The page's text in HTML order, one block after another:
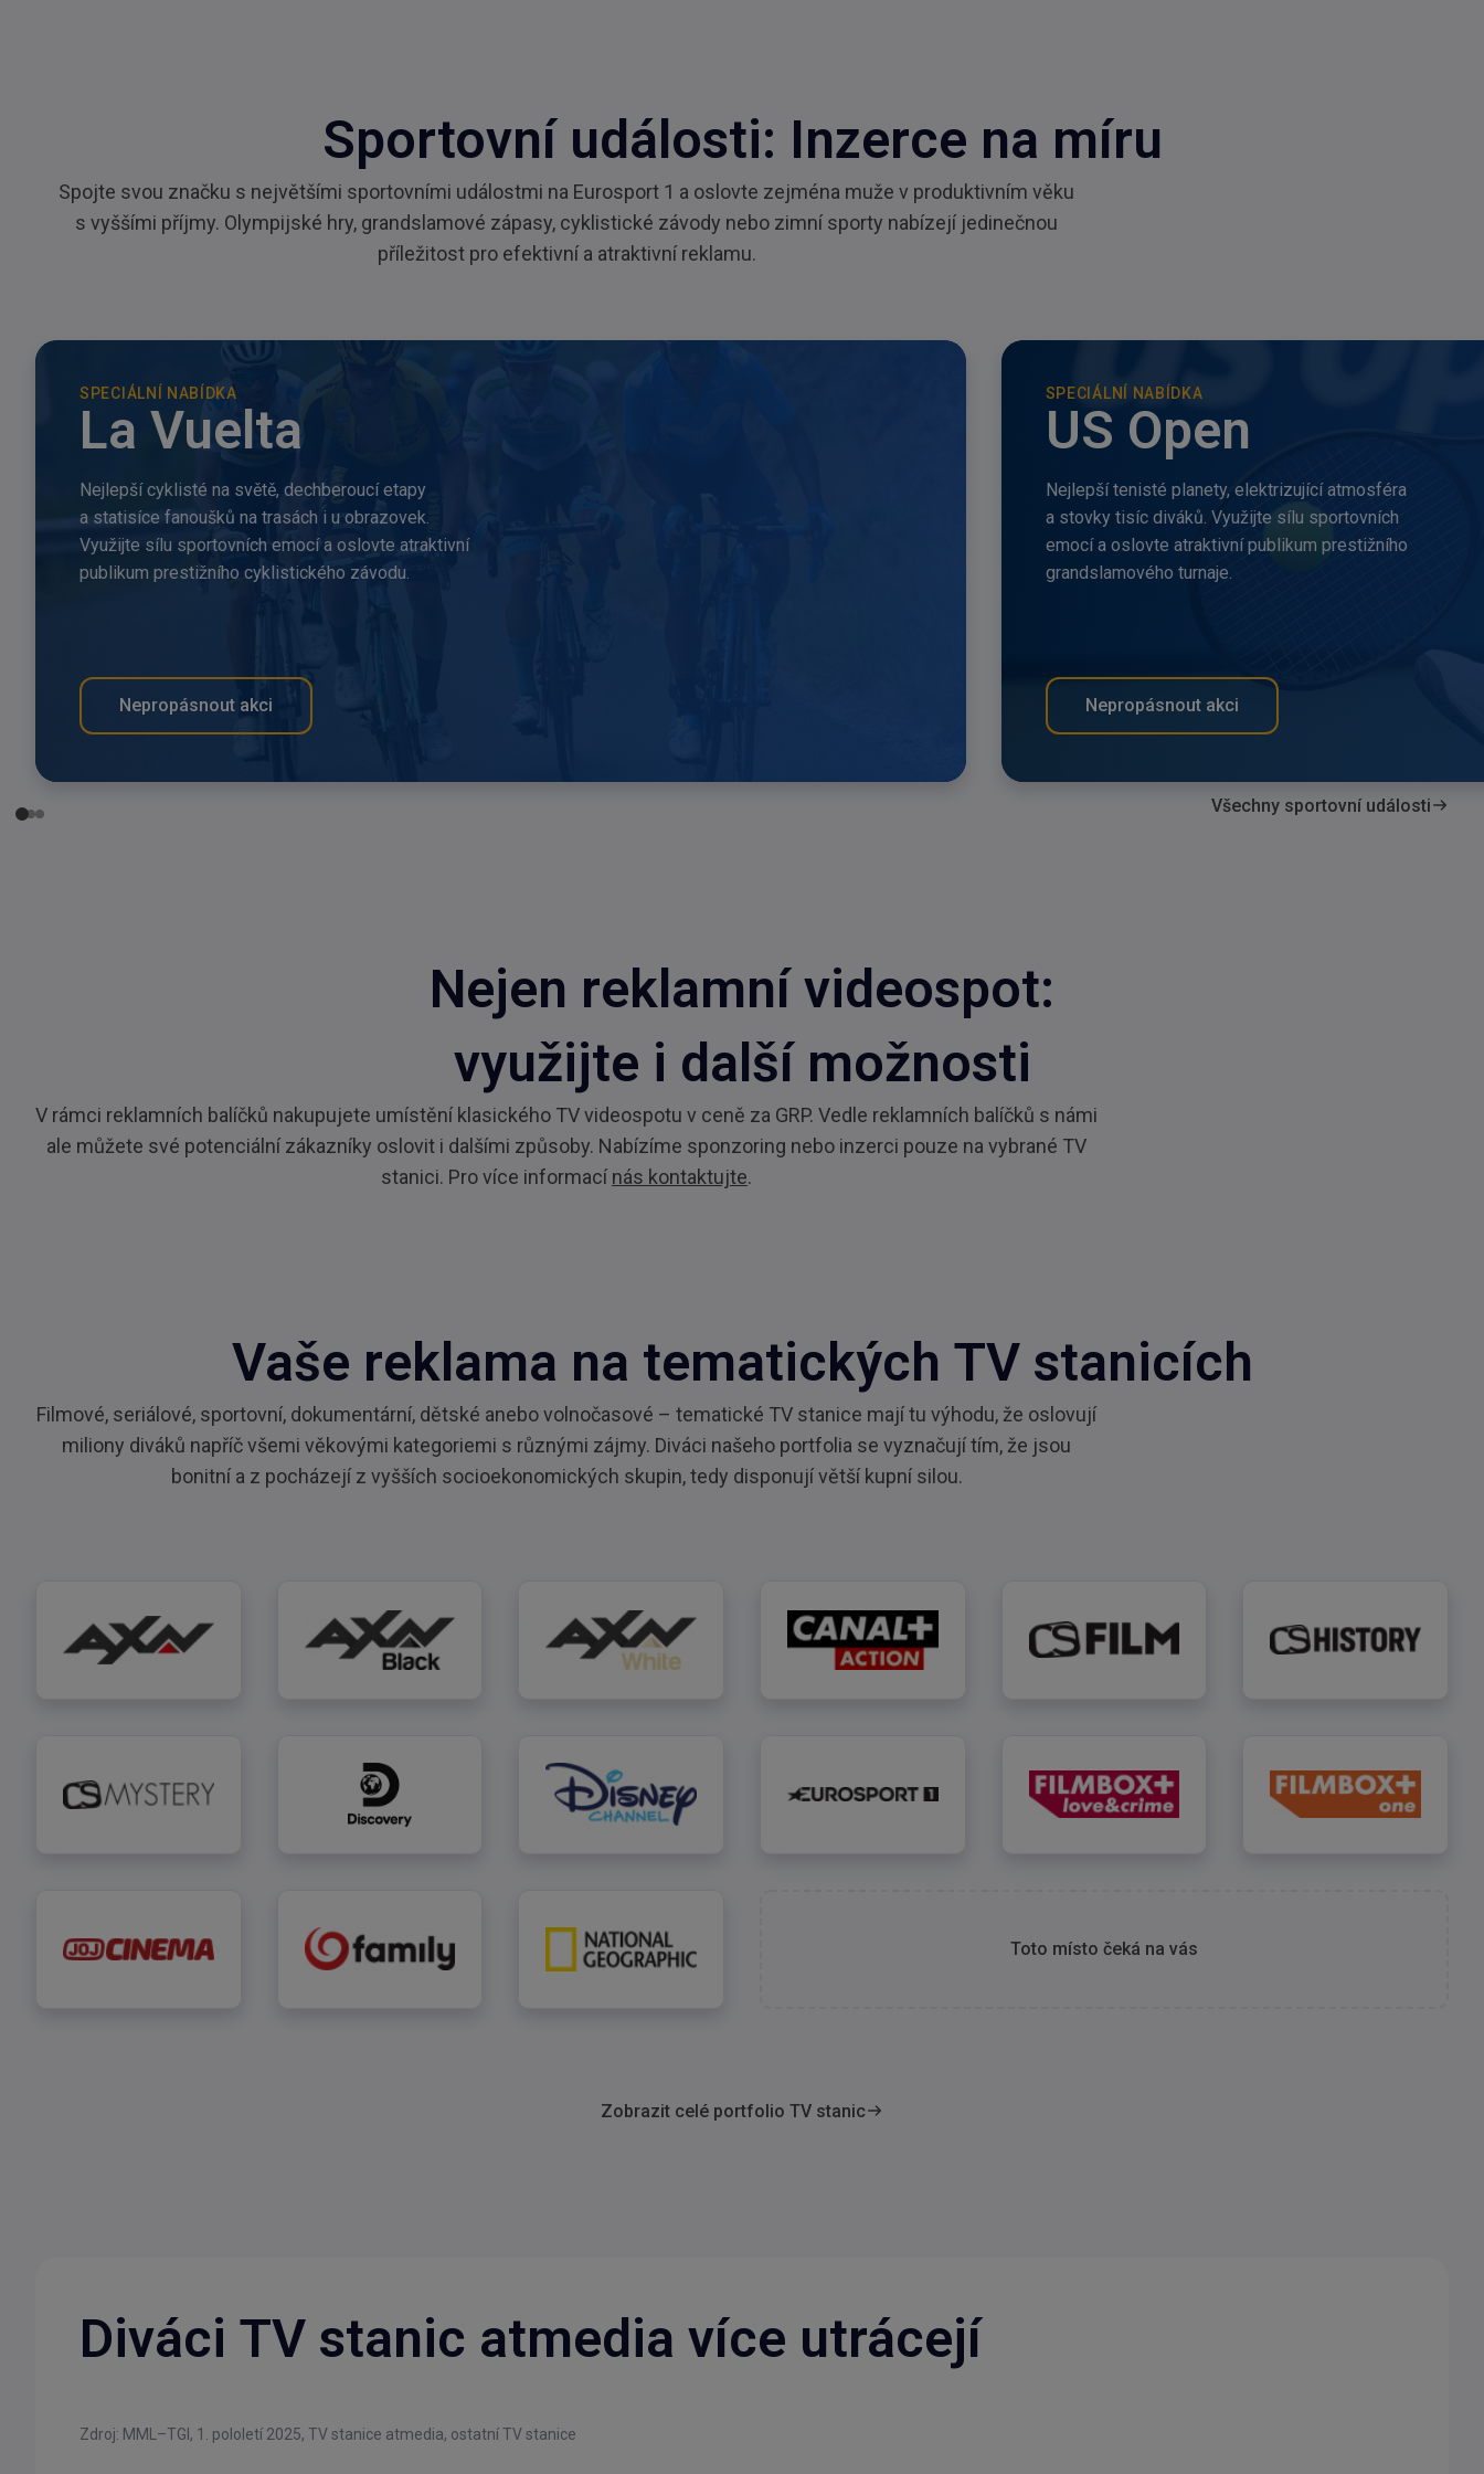
Sportovní události: Inzerce na míru
Spojte svou značku s největšími sportovními událostmi na Eurosport 1 a oslovte zejména muže v produktivním věku
s vyššími příjmy. Olympijské hry, grandslamové zápasy, cyklistické závody nebo zimní sporty nabízejí jedinečnou
příležitost pro efektivní a atraktivní reklamu.
SPECIÁLNÍ NABÍDKA
La Vuelta
Nejlepší cyklisté na světě, dechberoucí etapy
a statisíce fanoušků na trasách i u obrazovek.
Využijte sílu sportovních emocí a oslovte atraktivní
publikum prestižního cyklistického závodu.
Nepropásnout akci
SPECIÁLNÍ NABÍDKA
US Open
Nejlepší tenisté planety, elektrizující atmosféra
a stovky tisíc diváků. Využijte sílu sportovních
emocí a oslovte atraktivní publikum prestižního
grandslamového turnaje.
Nepropásnout akci
Všechny sportovní události
Nejen reklamní videospot:
využijte i další možnosti
V rámci reklamních balíčků nakupujete umístění klasického TV videospotu v ceně za GRP. Vedle reklamních balíčků s námi
ale můžete své potenciální zákazníky oslovit i dalšími způsoby. Nabízíme sponzoring nebo inzerci pouze na vybrané TV
stanici. Pro více informací nás kontaktujte.
Vaše reklama na tematických TV stanicích
Filmové, seriálové, sportovní, dokumentární, dětské anebo volnočasové – tematické TV stanice mají tu výhodu, že oslovují
miliony diváků napříč všemi věkovými kategoriemi s různými zájmy. Diváci našeho portfolia se vyznačují tím, že jsou
bonitní a z pocházejí z vyšších socioekonomických skupin, tedy disponují větší kupní silou.
AXN AXN Black AXN White CANAL+ Action CS Film CS History
CS Mystery Discovery Channel Disney Channel Eurosport 1 FILMBOX+ Love & Crime FILMBOX+ One
JOJ Cinema JOJ Family National Geographic
Toto místo čeká na vás
Zobrazit celé portfolio TV stanic
Diváci TV stanic atmedia více utrácejí
Zdroj: MML–TGI, 1. pololetí 2025, TV stanice atmedia, ostatní TV stanice